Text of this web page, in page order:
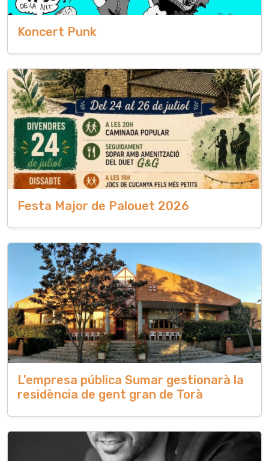
Koncert Punk
Festa Major de Palouet 2026
L'empresa pública Sumar gestionarà la
residència de gent gran de Torà